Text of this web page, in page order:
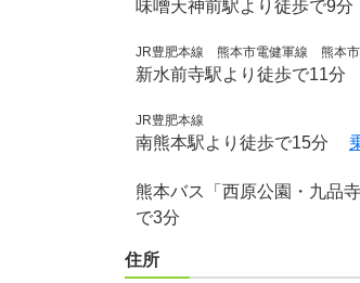
味噌天神前駅より徒歩で9分
JR豊肥本線 熊本市電健軍線 熊本市
新水前寺駅より徒歩で11分
JR豊肥本線
南熊本駅より徒歩で15分
熊本バス「西原公園・九品
で3分
住所